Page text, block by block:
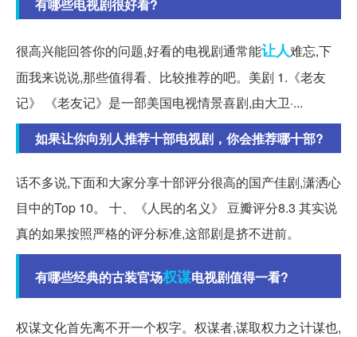
有哪些电视剧很好看?
很高兴能回答你的问题,好看的电视剧通常能让人难忘,下
面我来说说,那些值得看、比较推荐的吧。美剧 1.《老友
记》 《老友记》是一部美国电视情景喜剧,由大卫·...
如果让你向别人推荐十部电视剧，你会推荐哪十部?
话不多说,下面和大家分享十部评分很高的国产佳剧,潇洒心
目中的Top 10。 十、《人民的名义》 豆瓣评分8.3 其实说
真的如果按照严格的评分标准,这部剧是挤不进前。
有哪些经典的古装官场权谋电视剧值得一看?
权谋文化首先离不开一个权字。权谋者,谋取权力之计谋也,